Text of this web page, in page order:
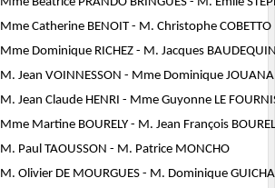
Mme Catherine BENOIT - M. Christophe COBETTO
Mme Dominique RICHEZ - M. Jacques
M. Jean VOINNESSON - Mme Dominique
M. Jean Claude HENRI - Mme Guyonne LE
Mme Martine BOURELY - M. Jean François
M. Paul TAOUSSON - M. Patrice MONCHO
M. Olivier DE MOURGUES - M. Dominique